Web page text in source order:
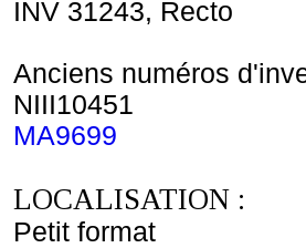
INV 31243, Recto
Anciens numéros
NIII10451
MA9699
LOCALISATION :
Petit format